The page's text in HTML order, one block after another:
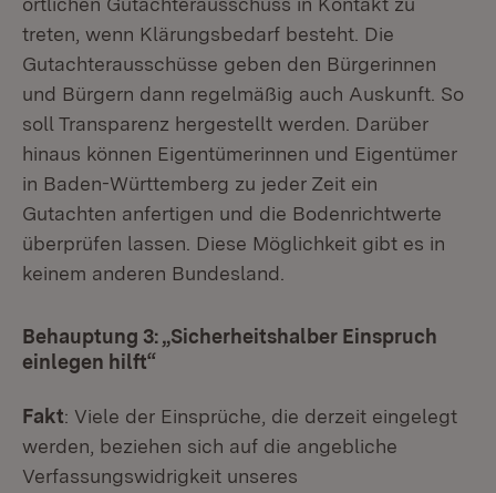
treten, wenn Klärungsbedarf besteht. Die
Gutachterausschüsse geben den Bürgerinnen
und Bürgern dann regelmäßig auch Auskunft. So
soll Transparenz hergestellt werden. Darüber
hinaus können Eigentümerinnen und Eigentümer
in Baden-Württemberg zu jeder Zeit ein
Gutachten anfertigen und die Bodenrichtwerte
überprüfen lassen. Diese Möglichkeit gibt es in
keinem anderen Bundesland.
Behauptung 3:„Sicherheitshalber Einspruch
einlegen hilft“
Fakt: Viele der Einsprüche, die derzeit eingelegt
werden, beziehen sich auf die angebliche
Verfassungswidrigkeit unseres